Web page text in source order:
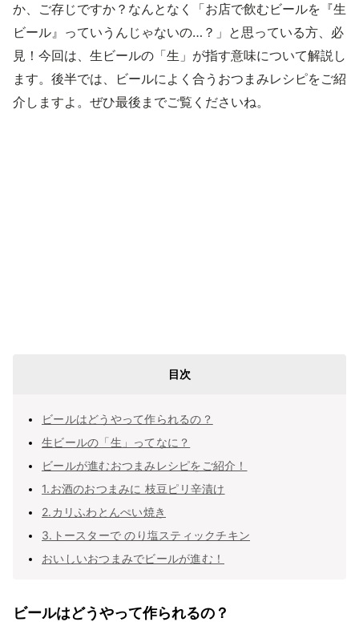
か、ご存じですか？なんとなく「お店で飲むビールを『生
ビール』っていうんじゃないの…？」と思っている方、必
見！今回は、生ビールの「生」が指す意味について解説し
ます。後半では、ビールによく合うおつまみレシピをご紹
介しますよ。ぜひ最後までご覧くださいね。
目次
ビールはどうやって作られるの？
生ビールの「生」ってなに？
ビールが進むおつまみレシピをご紹介！
1.お酒のおつまみに 枝豆ピリ辛漬け
2.カリふわとんぺい焼き
3.トースターで のり塩スティックチキン
おいしいおつまみでビールが進む！
ビールはどうやって作られるの？